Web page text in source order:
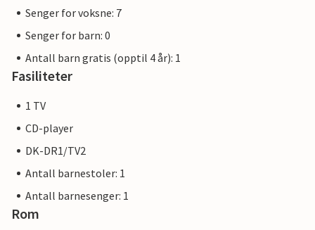
Senger for voksne: 7
Senger for barn: 0
Antall barn gratis (opptil 4 år): 1
Fasiliteter
1 TV
CD-player
DK-DR1/TV2
Antall barnestoler: 1
Antall barnesenger: 1
Rom